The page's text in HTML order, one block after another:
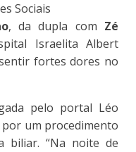
Sociais
, da dupla com Zé
Israelita Albert
fortes dores no
pelo portal Léo
um procedimento
biliar. “Na noite de